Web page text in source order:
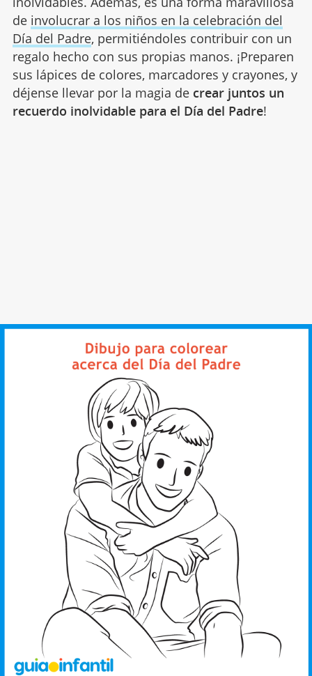
de involucrar a los niños en la celebración del
Día del Padre, permitiéndoles contribuir con un
regalo hecho con sus propias manos. ¡Preparen
sus lápices de colores, marcadores y crayones, y
déjense llevar por la magia de crear juntos un
recuerdo inolvidable para el Día del Padre!